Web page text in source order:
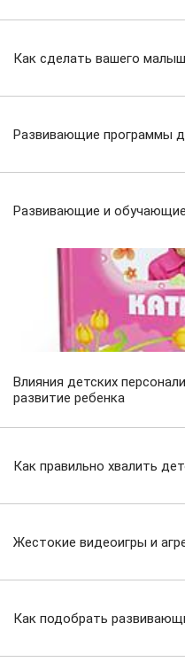
Как сделать вашего
Развивающие программы
Развивающие и
Влияния детских
развитие ребенка
Как правильно хвалить
Жестокие видеоигры и
Как подобрать